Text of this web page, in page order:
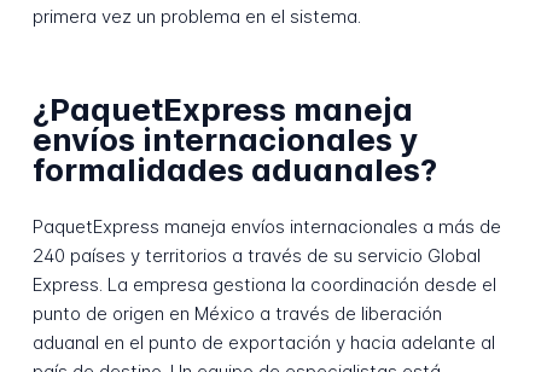
primera vez un problema en el sistema.
¿PaquetExpress maneja
envíos internacionales y
formalidades aduanales?
PaquetExpress maneja envíos internacionales a más de
240 países y territorios a través de su servicio Global
Express. La empresa gestiona la coordinación desde el
punto de origen en México a través de liberación
aduanal en el punto de exportación y hacia adelante al